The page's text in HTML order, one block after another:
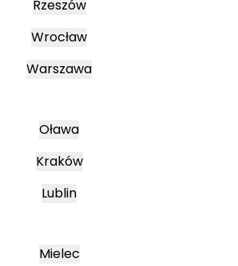
Rzeszów
Wrocław
Warszawa
Oława
Kraków
Lublin
Mielec